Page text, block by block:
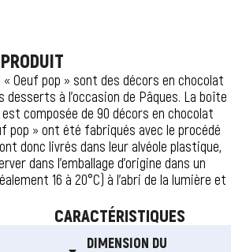
Oeuf pop » sont des décors en chocolat
desserts à l’occasion de Pâques. La boîte
composée de 90 décors en chocolat
pop » ont été fabriqués avec le procédé
donc livrés dans leur alvéole plastique,
dans l’emballage d’origine dans un
16 à 20°C) à l’abri de la lumière et
CARACTÉRISTIQUES
DIMENSION DU